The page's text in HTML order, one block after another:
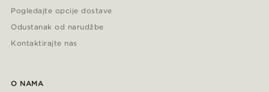
Pogledajte opcije dostave
Odustanak od narudžbe
Kontaktirajte nas
O NAMA